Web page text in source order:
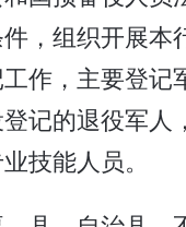
，组织开展本
作，主要登记
记的退役军人
技能人员。